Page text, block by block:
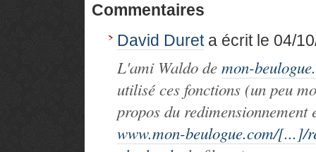
Commentaires
David Dureta écrit le 04/
L'ami Waldo demon-
utilisé ces fonctions (un peu
propos du
www.mon-beulogue.com/[...]/